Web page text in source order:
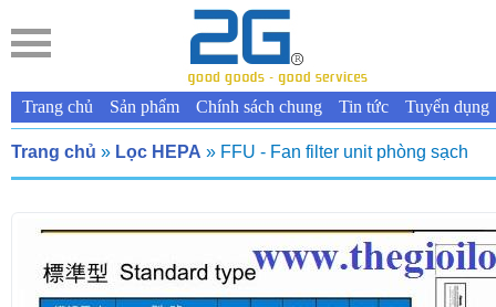
Trang chủ Sản phẩm Chính sách chung Tin tức Tuyển dụng
Trang chủ » Lọc HEPA » FFU - Fan filter unit phòng sạch